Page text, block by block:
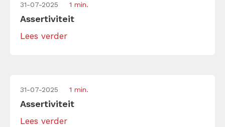
31-07-2025 1 min.
Assertiviteit
Lees verder
31-07-2025 1 min.
Assertiviteit
Lees verder